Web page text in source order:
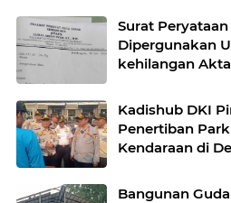
Surat
Dipergunakan
kehilangan
Kadishub DKI Pimpin Langsung
Penertiban
Kendaraan di
Bangunan